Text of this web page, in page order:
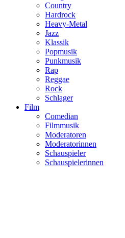
Country
Hardrock
Heavy-Metal
Jazz
Klassik
Popmusik
Punkmusik
Rap
Reggae
Rock
Schlager
Film
Comedian
Filmmusik
Moderatoren
Moderatorinnen
Schauspieler
Schauspielerinnen